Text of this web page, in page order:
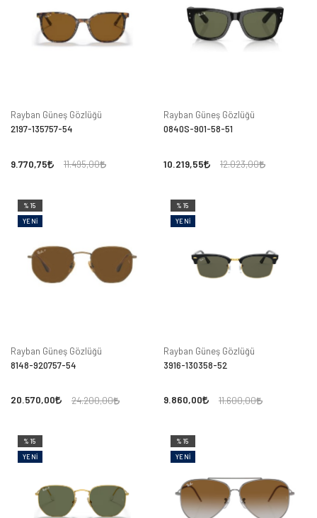
Rayban Güneş Gözlüğü
2197-135757-54
9.770,75 11.495,00
Rayban Güneş Gözlüğü
0840S-901-58-51
10.219,55 12.023,00
%15
YENI
Rayban Güneş Gözlüğü
8148-920757-54
20.570,00 24.200,00
%15
YENI
Rayban Güneş Gözlüğü
3916-130358-52
9.860,00 11.600,00
%15
YENI
%15
YENI